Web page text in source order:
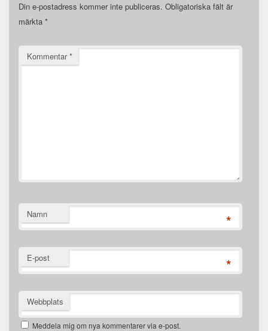
Din e-postadress kommer inte publiceras. Obligatoriska fält är
märkta *
Kommentar*
Namn *
E-post *
Webbplats
Meddela mig om nya kommentarer via e-post.